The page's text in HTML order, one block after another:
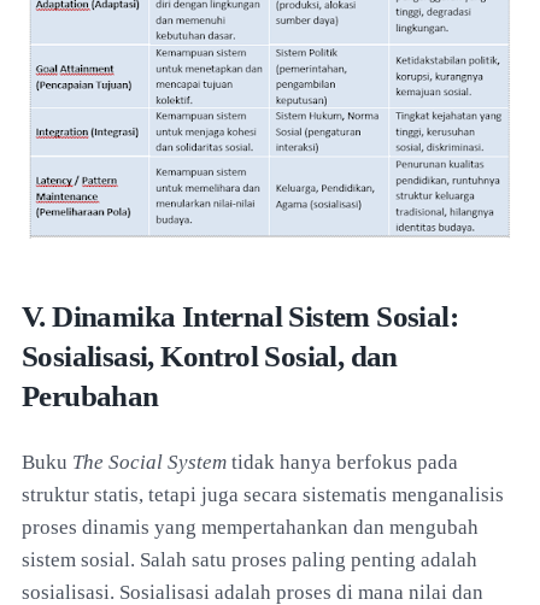
V. Dinamika Internal Sistem Sosial:
Sosialisasi, Kontrol Sosial, dan
Perubahan
Buku The Social System tidak hanya berfokus pada
struktur statis, tetapi juga secara sistematis menganalisis
proses dinamis yang mempertahankan dan mengubah
sistem sosial. Salah satu proses paling penting adalah
sosialisasi. Sosialisasi adalah proses di mana nilai dan